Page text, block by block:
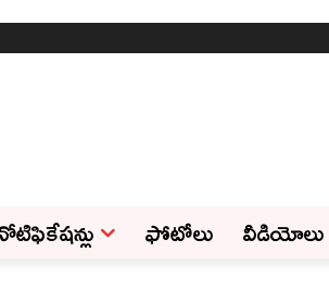
ఫోటోలు వీడియోలు